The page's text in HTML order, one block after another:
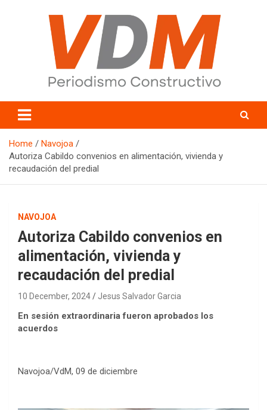
valledelmayo.com
Home
Navojoa
Autoriza Cabildo convenios en alimentación, vivienda y
recaudación del predial
NAVOJOA
Autoriza Cabildo convenios en
alimentación, vivienda y
recaudación del predial
10 December, 2024 Jesus Salvador Garcia
En sesión extraordinaria fueron aprobados los
acuerdos
Navojoa/VdM, 09 de diciembre